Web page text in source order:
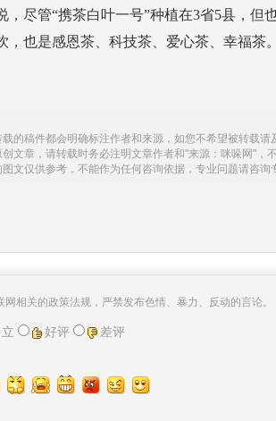
管“携茶白叶一号”种植在3省5县，但
，也是感恩茶、科技茶、爱心茶、幸福茶
的稿件都会明确标注作者和来源，如您不希望被转载请
文章，请转载时务必注明文章作者和"来源：咪哚网"，
文仅供参考，不能作为任何咨询依据，专业问题请咨询
网相关的政策法规，严禁发布色情、暴力、反动的言论。
好评 差评